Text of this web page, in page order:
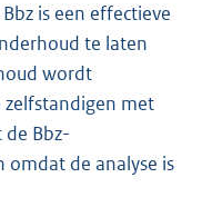
is een effectieve
te laten
wordt
zelfstandigen met
Bbz-
de analyse is